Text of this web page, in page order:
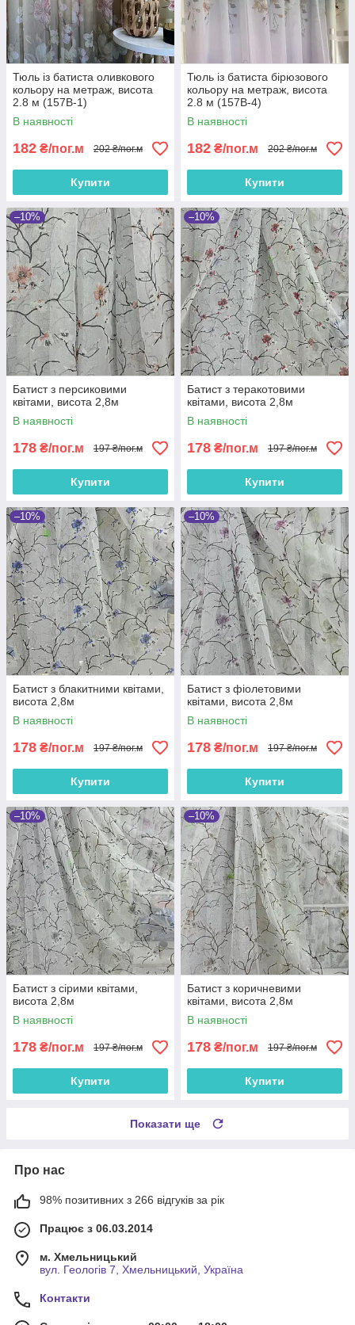
Тюль із батиста оливкового
кольору на метраж, висота
2.8 м (157B-1)
В наявності
182 ₴/пог.м 202 ₴/пог.м
Купити
Тюль із батиста бірюзового
кольору на метраж, висота
2.8 м (157B-4)
В наявності
182 ₴/пог.м 202 ₴/пог.м
Купити
–10%
Батист з персиковими
квітами, висота 2,8м
В наявності
178 ₴/пог.м 197 ₴/пог.м
Купити
–10%
Батист з теракотовими
квітами, висота 2,8м
В наявності
178 ₴/пог.м 197 ₴/пог.м
Купити
–10%
Батист з блакитними квітами,
висота 2,8м
В наявності
178 ₴/пог.м 197 ₴/пог.м
Купити
–10%
Батист з фіолетовими
квітами, висота 2,8м
В наявності
178 ₴/пог.м 197 ₴/пог.м
Купити
–10%
Батист з сірими квітами,
висота 2,8м
В наявності
178 ₴/пог.м 197 ₴/пог.м
Купити
–10%
Батист з коричневими
квітами, висота 2,8м
В наявності
178 ₴/пог.м 197 ₴/пог.м
Купити
Показати ще
Про нас
98% позитивних з 266 відгуків за рік
Працює з 06.03.2014
м. Хмельницький
вул. Геологів 7, Хмельницький, Україна
Контакти